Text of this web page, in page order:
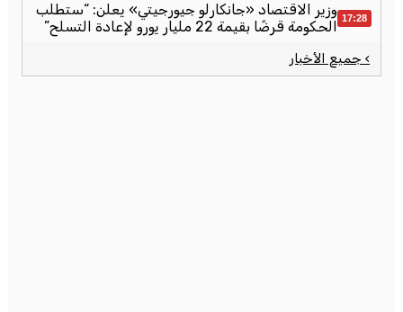
17:28 وزير الاقتصاد «جانكارلو جيورجيتي» يعلن: “ستطلب
الحكومة قرضًا بقيمة 22 مليار يورو لإعادة التسلح”
› جميع الأخبار